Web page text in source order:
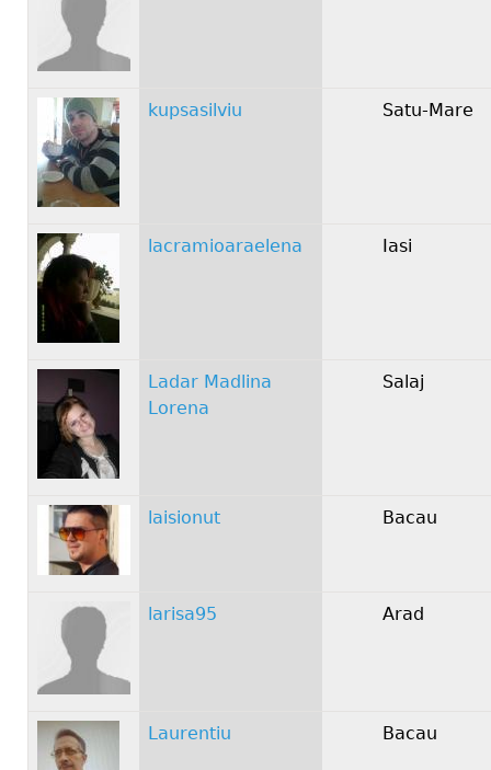
kupsasilviu Satu-Mare
lacramioaraelena Iasi
Ladar Madlina
Lorena
Salaj
laisionut Bacau
larisa95 Arad
Laurentiu Bacau